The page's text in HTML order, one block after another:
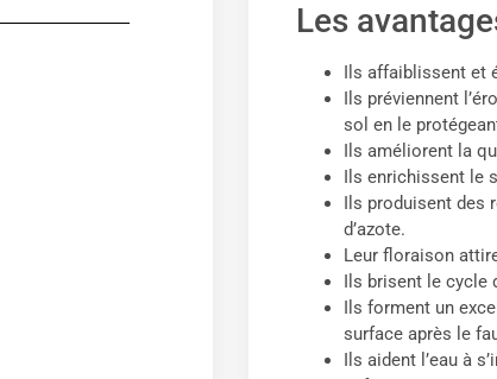
Les
Ils affaiblissent et
Ils préviennent
sol en le
Ils améliorent la
Ils enrichissent le
Ils produisent des
d’azote.
Leur floraison
Ils brisent le cycle
Ils forment un
surface après le
Ils aident l’eau à